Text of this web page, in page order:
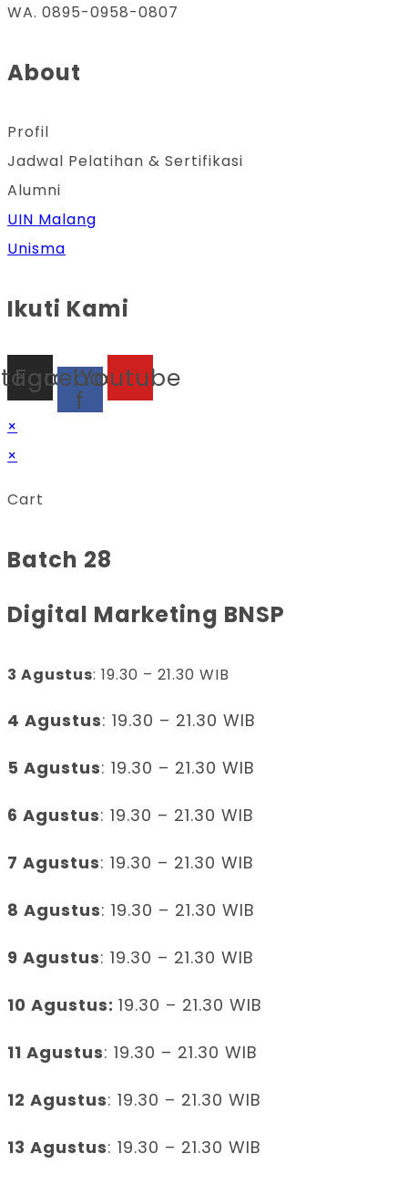
WA. 0895-0958-0807
About
Profil
Jadwal Pelatihan & Sertifikasi
Alumni
UIN Malang
Unisma
Ikuti Kami
Facebook-
f
Youtube
×
×
Cart
Batch 28
Digital Marketing BNSP
3 Agustus: 19.30 – 21.30 WIB
4 Agustus: 19.30 – 21.30 WIB
5 Agustus: 19.30 – 21.30 WIB
6 Agustus: 19.30 – 21.30 WIB
7 Agustus: 19.30 – 21.30 WIB
8 Agustus: 19.30 – 21.30 WIB
9 Agustus: 19.30 – 21.30 WIB
10 Agustus: 19.30 – 21.30 WIB
11 Agustus: 19.30 – 21.30 WIB
12 Agustus: 19.30 – 21.30 WIB
13 Agustus: 19.30 – 21.30 WIB